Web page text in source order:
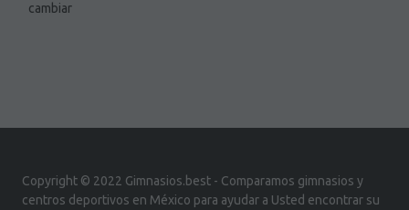
cambiar
Copyright © 2022 Gimnasios.best - Comparamos gimnasios y
centros deportivos en México para ayudar a Usted encontrar su